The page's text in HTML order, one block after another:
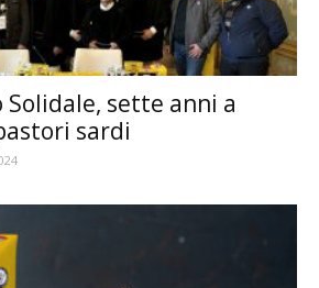
Solidale, sette anni a
sardi